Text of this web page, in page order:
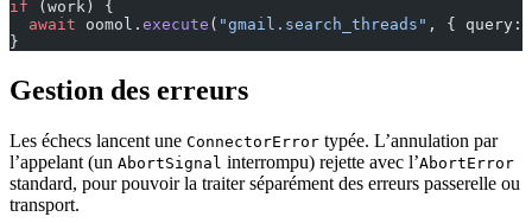
if (work) {
  await
oomol. execute ( "gmail.search_threads" , { query:
}
Gestion des erreurs
Les échecs lancent une ConnectorError typée. L’annulation par
l’appelant (un AbortSignal interrompu) rejette avec l’AbortError
standard, pour pouvoir la traiter séparément des erreurs passerelle ou
transport.